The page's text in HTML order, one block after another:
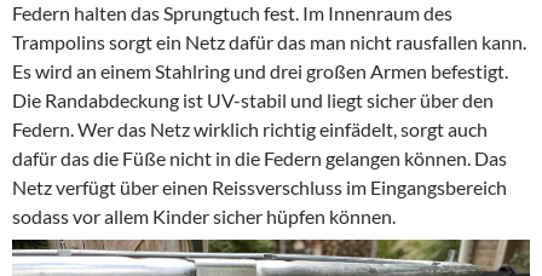
Federn halten das Sprungtuch fest. Im Innenraum des
Trampolins sorgt ein Netz dafür das man nicht rausfallen kann.
Es wird an einem Stahlring und drei großen Armen befestigt.
Die Randabdeckung ist UV-stabil und liegt sicher über den
Federn. Wer das Netz wirklich richtig einfädelt, sorgt auch
dafür das die Füße nicht in die Federn gelangen können. Das
Netz verfügt über einen Reissverschluss im Eingangsbereich
sodass vor allem Kinder sicher hüpfen können.